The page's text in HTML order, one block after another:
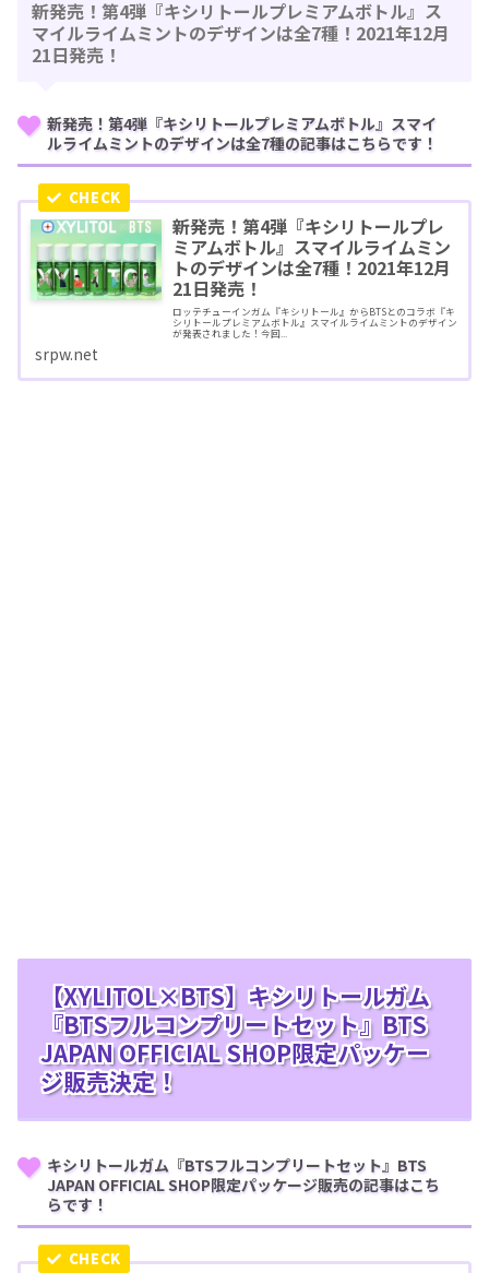
新発売！第4弾『キシリトールプレミアムボトル』ス
マイルライムミントのデザインは全7種！2021年12月
21日発売！
新発売！第4弾『キシリトールプレミアムボトル』スマイ
ルライムミントのデザインは全7種の記事はこちらです！
新発売！第4弾『キシリトールプレ
ミアムボトル』スマイルライムミン
トのデザインは全7種！2021年12月
21日発売！
ロッテチューインガム『キシリトール』からBTSとのコラボ『キ
シリトールプレミアムボトル』スマイルライムミントのデザイン
が発表されました！今回...
srpw.net
【XYLITOL×BTS】キシリトールガム
『BTSフルコンプリートセット』BTS
JAPAN OFFICIAL SHOP限定パッケー
ジ販売決定！
キシリトールガム『BTSフルコンプリートセット』BTS
JAPAN OFFICIAL SHOP限定パッケージ販売の記事はこち
らです！